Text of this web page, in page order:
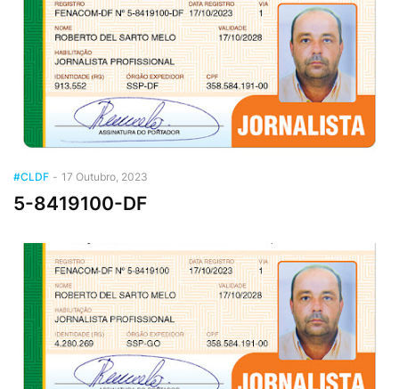
#CLDF - 17 Outubro, 2023
5-8419100-DF